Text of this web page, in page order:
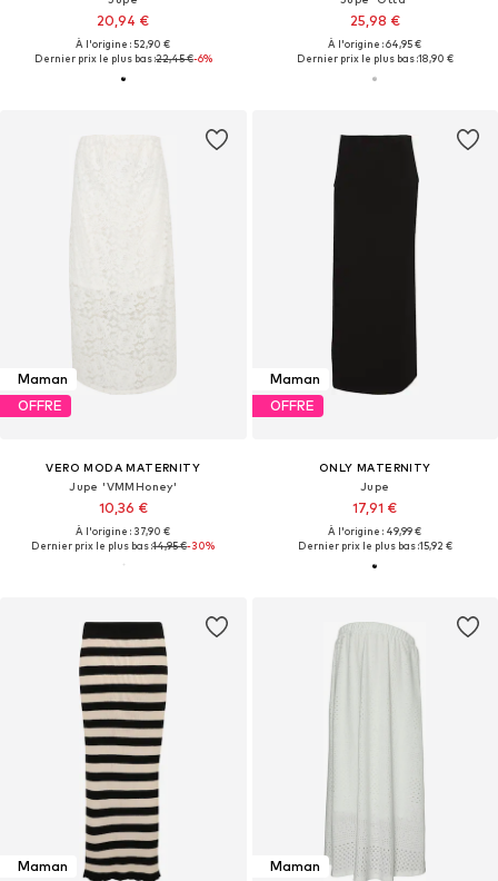
20,94 €
À l'origine : 52,90 €
Dernier prix le plus bas :22,45 €-6%
25,98 €
À l'origine : 64,95 €
Dernier prix le plus bas :18,90 €
Maman
OFFRE
VERO MODA MATERNITY
Jupe 'VMMHoney'
10,36 €
À l'origine : 37,90 €
Dernier prix le plus bas :14,95 €-30%
Maman
OFFRE
ONLY MATERNITY
Jupe
17,91 €
À l'origine : 49,99 €
Dernier prix le plus bas :15,92 €
Maman
Maman